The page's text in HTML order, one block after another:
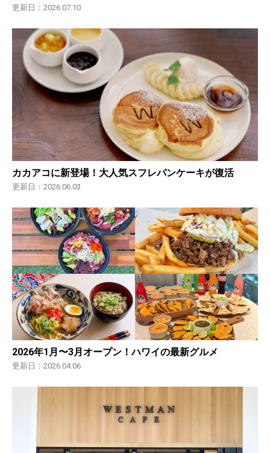
更新日：2026.07.10
カカアコに新登場！大人気スフレパンケーキが復活
更新日：2026.06.03
2026年1月〜3月オープン！ハワイの最新グルメ
更新日：2026.04.06